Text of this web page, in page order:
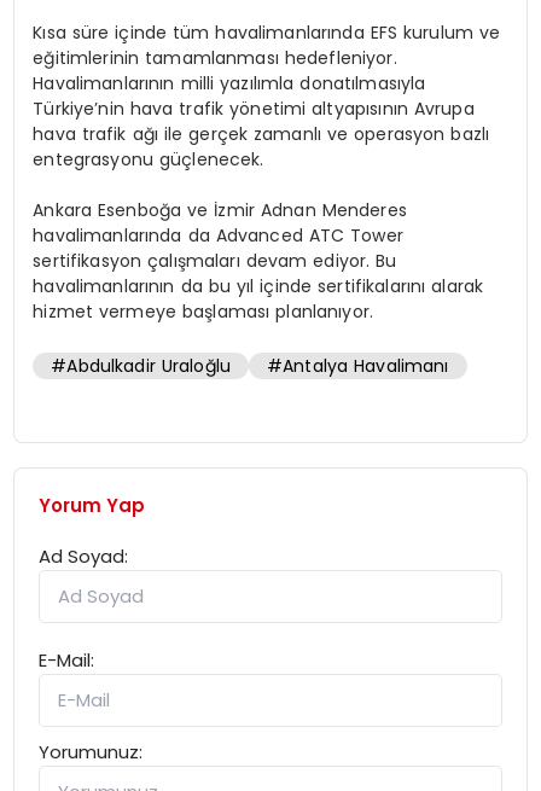
Kısa süre içinde tüm havalimanlarında EFS kurulum ve
eğitimlerinin tamamlanması hedefleniyor.
Havalimanlarının milli yazılımla donatılmasıyla
Türkiye’nin hava trafik yönetimi altyapısının Avrupa
hava trafik ağı ile gerçek zamanlı ve operasyon bazlı
entegrasyonu güçlenecek.
Ankara Esenboğa ve İzmir Adnan Menderes
havalimanlarında da Advanced ATC Tower
sertifikasyon çalışmaları devam ediyor. Bu
havalimanlarının da bu yıl içinde sertifikalarını alarak
hizmet vermeye başlaması planlanıyor.
#Abdulkadir Uraloğlu #Antalya Havalimanı
Yorum Yap
Ad Soyad:
E-Mail:
Yorumunuz: